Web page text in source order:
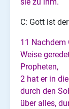
sie zu ihm.
C: Gott ist
11 Nachdem
Weise
Propheten,
2 hat er in
durch den
über alles,